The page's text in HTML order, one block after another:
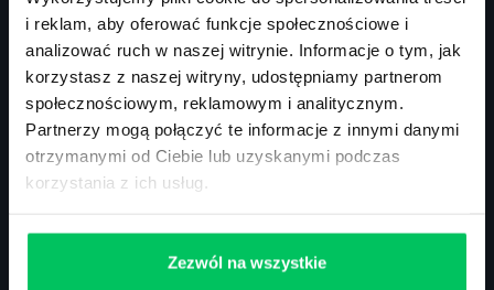
i reklam, aby oferować funkcje społecznościowe i
analizować ruch w naszej witrynie. Informacje o tym, jak
korzystasz z naszej witryny, udostępniamy partnerom
społecznościowym, reklamowym i analitycznym.
Partnerzy mogą połączyć te informacje z innymi danymi
otrzymanymi od Ciebie lub uzyskanymi podczas
korzystania z ich usług.
Zezwól na wszystkie
Kontakt
tel.: 505 273 550
00-394 Warszawa